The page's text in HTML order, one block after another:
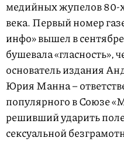
медийных жупелов 80-
века. Первый номер
инфо» вышел в
бушевала «гласность»,
основатель издания
Юрия Манна –
популярного в Союзе
решивший ударить
сексуальной